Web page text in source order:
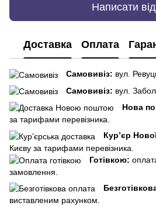
Написати
Доставка Оплата
Самовивіз: вул.
Самовивіз: вул.
Нова
за тарифами перевізника.
Кур’єр
Києву за тарифами перевізника.
Готівкою:
замовлення.
виставленим рахунком.